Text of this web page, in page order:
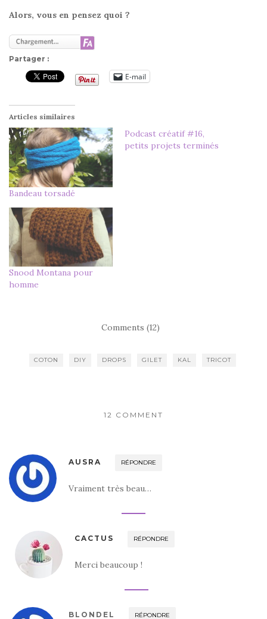
Alors, vous en pensez quoi ?
Partager :
E-mail
Articles similaires
Bandeau torsadé
Podcast créatif #16,
petits projets terminés
Snood Montana pour
homme
Comments (12)
COTON DIY DROPS GILET KAL TRICOT
12 COMMENT
AUSRA RÉPONDRE
Vraiment très beau…
CACTUS RÉPONDRE
Merci beaucoup !
BLONDEL RÉPONDRE